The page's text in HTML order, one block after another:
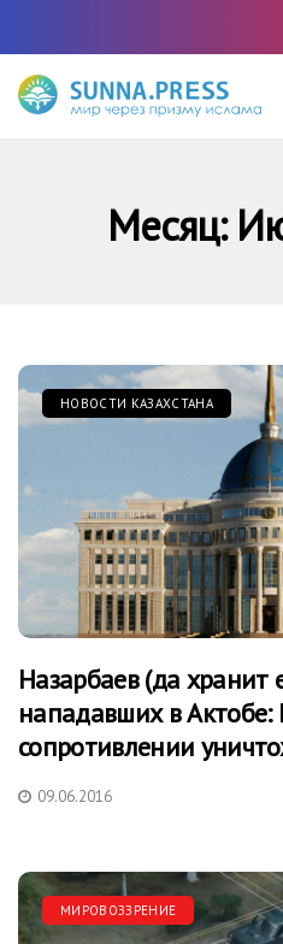
Месяц:
НОВОСТИ КАЗАХСТАНА
Назарбаев (да хранит
нападавших в
сопротивлении
09.06.2016
МИРОВОЗЗРЕНИЕ